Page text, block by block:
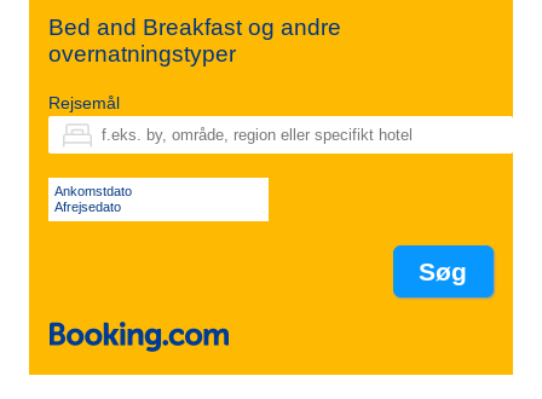
Bed and Breakfast og andre
overnatningstyper
Rejsemål
Ankomstdato
Afrejsedato